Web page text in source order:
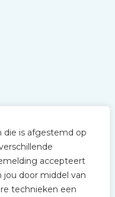
die is afgestemd op
accepteert
door middel van
technieken een